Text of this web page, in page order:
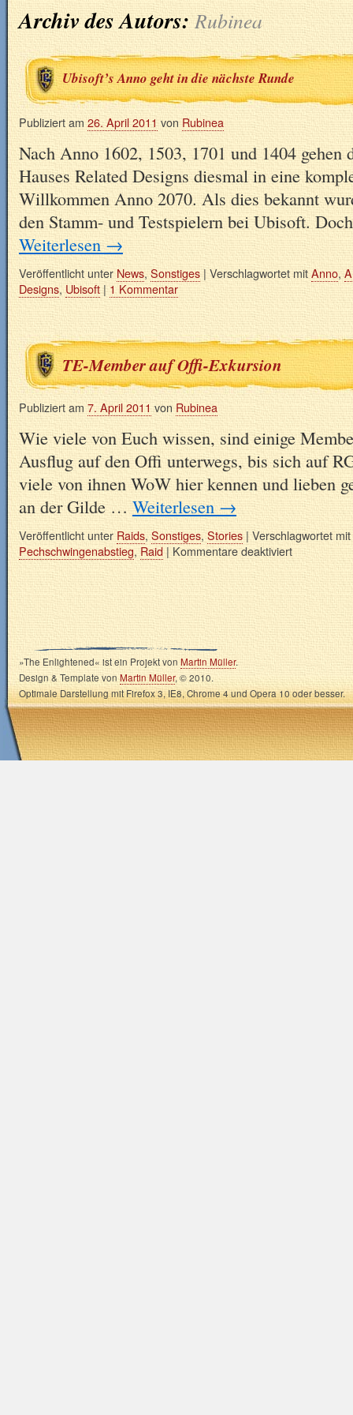
Archiv des Autors:Rubinea
Ubisoft’s Anno geht in die nächste Runde
Publiziert am 26. April 2011von Rubinea
Nach Anno 1602, 1503, 1701 und 1404 gehen
Hauses Related Designs diesmal in eine
Willkommen Anno 2070. Als dies bekannt
den Stamm- und Testspielern bei Ubisoft.
Weiterlesen→
Veröffentlicht unterNews, Sonstiges | Verschlagwortet mitAnno,
Designs, Ubisoft| 1 Kommentar
TE-Member auf Offi-Exkursion
Publiziert am 7. April 2011 von Rubinea
Wie viele von Euch wissen, sind einige
Ausflug auf den Offi unterwegs, bis sich auf
viele von ihnen WoW hier kennen und lieben
an der Gilde …Weiterlesen→
Veröffentlicht unter Raids, Sonstiges,Stories | Verschlagwortet mit
Pechschwingenabstieg, Raid | Kommentare deaktiviert
»The Enlightened« ist ein Projekt vonMartin Müller.
Design & Template vonMartin Müller, © 2010.
Optimale Darstellung mit Firefox 3, IE8, Chrome 4 und Opera 10 oder besser.